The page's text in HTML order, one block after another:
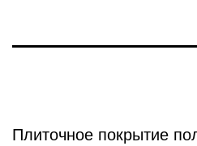
Плиточное покрытие